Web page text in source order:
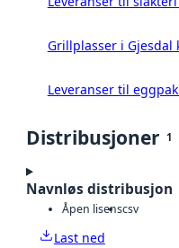
Grillplasser i Gjesdal
Leveranser til
Distribusjoner 1
Navnløs distribusjon
Åpen lisenscsv
Last ned